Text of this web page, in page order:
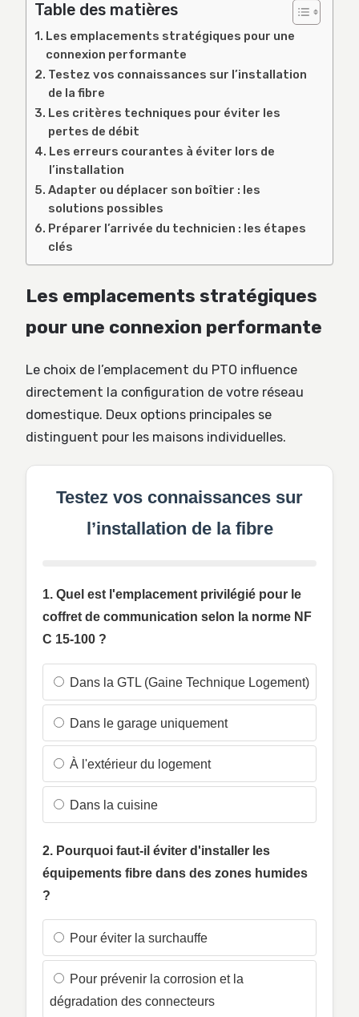
Table des matières
Les emplacements stratégiques pour une
connexion performante
Testez vos connaissances sur l’installation
de la fibre
Les critères techniques pour éviter les
pertes de débit
Les erreurs courantes à éviter lors de
l’installation
Adapter ou déplacer son boîtier : les
solutions possibles
Préparer l’arrivée du technicien : les étapes
clés
Les emplacements stratégiques
pour une connexion performante
Le choix de l’emplacement du PTO influence
directement la configuration de votre réseau
domestique. Deux options principales se
distinguent pour les maisons individuelles.
Testez vos connaissances sur
l’installation de la fibre
1. Quel est l'emplacement privilégié pour le
coffret de communication selon la norme NF
C 15-100 ?
Dans la GTL (Gaine Technique Logement)
Dans le garage uniquement
À l'extérieur du logement
Dans la cuisine
2. Pourquoi faut-il éviter d'installer les
équipements fibre dans des zones humides
?
Pour éviter la surchauffe
Pour prévenir la corrosion et la
dégradation des connecteurs